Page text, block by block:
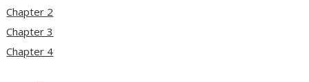
Chapter 2
Chapter 3
Chapter 4